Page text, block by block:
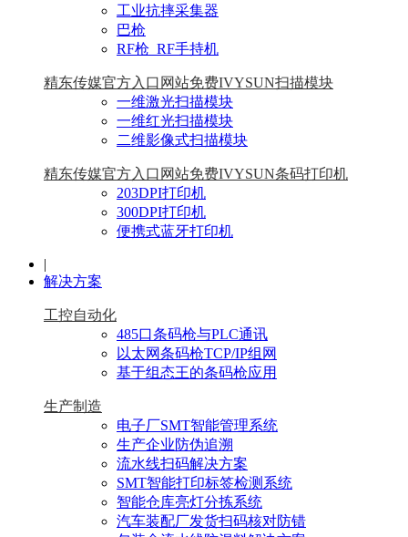
工业抗摔采集器
巴枪
RF枪_RF手持机
精东传媒官方入口网站免费IVYSUN扫描模块
一维激光扫描模块
一维红光扫描模块
二维影像式扫描模块
精东传媒官方入口网站免费IVYSUN条码打印机
203DPI打印机
300DPI打印机
便携式蓝牙打印机
|
解决方案
工控自动化
485口条码枪与PLC通讯
以太网条码枪TCP/IP组网
基于组态王的条码枪应用
生产制造
电子厂SMT智能管理系统
生产企业防伪追溯
流水线扫码解决方案
SMT智能打印标签检测系统
智能仓库亮灯分拣系统
汽车装配厂发货扫码核对防错